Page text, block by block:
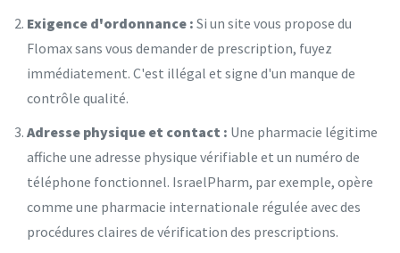
Exigence d'ordonnance : Si un site vous propose du
Flomax sans vous demander de prescription, fuyez
immédiatement. C'est illégal et signe d'un manque de
contrôle qualité.
Adresse physique et contact : Une pharmacie légitime
affiche une adresse physique vérifiable et un numéro de
téléphone fonctionnel. IsraelPharm, par exemple, opère
comme une pharmacie internationale régulée avec des
procédures claires de vérification des prescriptions.